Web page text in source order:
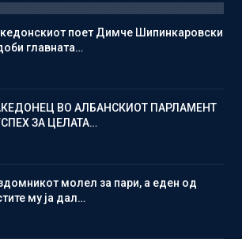
поет Димче Шипинкаровски
главната…
ВО АЛБАНСКИОТ ПАРЛАМЕНТ
ЗА ЦЕЛАТА…
молел за пари, а еден од
му ја дал…